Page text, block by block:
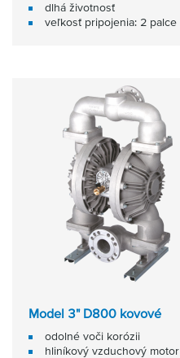
dlhá životnosť
veľkosť pripojenia: 2 palce
Model 3" D800 kovové
odolné voči korózii
hliníkový vzduchový motor